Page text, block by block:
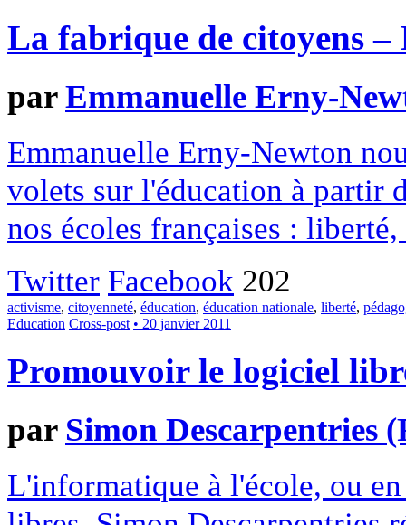
La fabrique de citoyens –
parEmmanuelle Erny-
Emmanuelle Erny-Newton
volets sur l'éducation à partir
nos écoles françaises :
Twitter Facebook 202
activisme, citoyenneté, éducation, éducation nationale, liberté,
Education Cross-post • 20 janvier 2011
Promouvoir le logiciel
par Simon Descarpentries
L'informatique à l'école, ou